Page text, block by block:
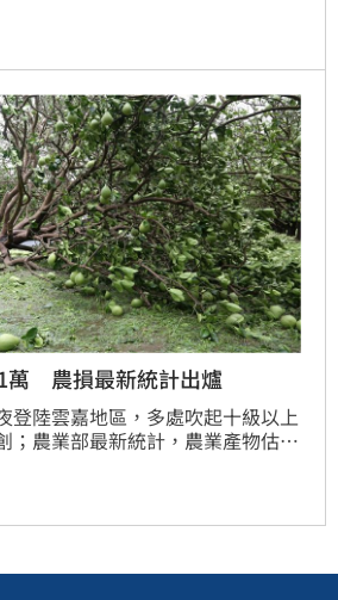
曾有2名高血脂患者，因每天吃
即好的膽固醇）大增，且三酸甘油
，酪梨堪稱「降膽固醇的水果霸
萬 農損最新統計出爐
登陸雲嘉地區，多處吹起十級以上
；農業部最新統計，農業產物估計
，被害面積800公頃，損害程度
椪柑、食用玉米及香蕉等，其中臺